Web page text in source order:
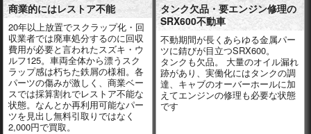
商業的にはレストア不能
20年以上放置でスクラップ化・回
収業者では廃車処分するのに回収
費用が必要と言われたスズキ・ウ
ルフ125。車両全体から漂うスク
ラップ感は朽ちた鉄屑の様相。各
パーツの傷みが激しく、商業ベー
スでは採算割れでレストア不能な
状態。なんとか再利用可能なパー
ツを見出し無料引取りではなく
2,000円で買取。
タンク欠品・要エンジン修理の
SRX600不動車
不動期間が長くあらゆる金属パー
ツに錆びが目立つSRX600。
タンクも欠品。 大量のオイル漏れ
跡があり、実働化にはタンクの調
達、キャブのオーバーホールに加
えてエンジンの修理も必要な状態
です